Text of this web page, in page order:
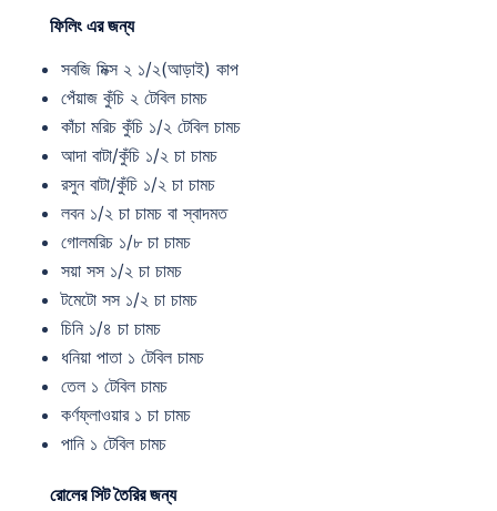
ফিলিং এর জন্য
সবজি মিক্স ২ ১/২(আড়াই) কাপ
পেঁয়াজ কুঁচি ২ টেবিল চামচ
কাঁচা মরিচ কুঁচি ১/২ টেবিল চামচ
আদা বাটা/কুঁচি ১/২ চা চামচ
রসুন বাটা/কুঁচি ১/২ চা চামচ
লবন ১/২ চা চামচ বা স্বাদমত
গোলমরিচ ১/৮ চা চামচ
সয়া সস ১/২ চা চামচ
টমেটো সস ১/২ চা চামচ
চিনি ১/৪ চা চামচ
ধনিয়া পাতা ১ টেবিল চামচ
তেল ১ টেবিল চামচ
কর্ণফ্লাওয়ার ১ চা চামচ
পানি ১ টেবিল চামচ
রোলের সিট তৈরির জন্য